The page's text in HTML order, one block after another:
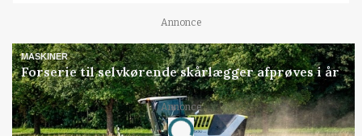
Annonce
MASKINER
Forserie til selvkørende skårlægger afprøves i år
Annonce